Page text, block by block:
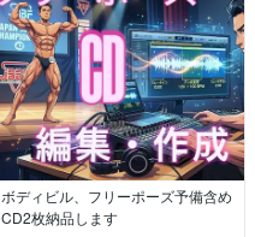
ボディビル、フリーポーズ予備含め
CD2枚納品します